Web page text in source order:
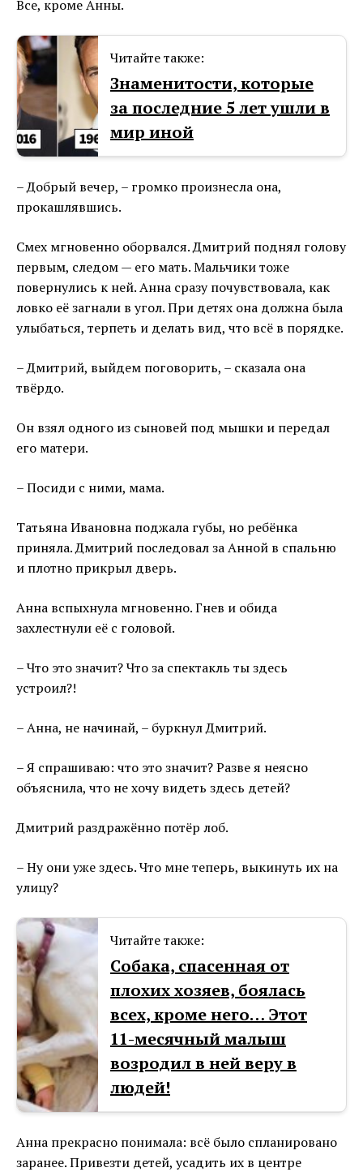
Все, кроме Анны.
Читайте также:
Знаменитости, которые
за последние 5 лет ушли в
мир иной
– Добрый вечер, – громко произнесла она,
прокашлявшись.
Смех мгновенно оборвался. Дмитрий поднял голову
первым, следом — его мать. Мальчики тоже
повернулись к ней. Анна сразу почувствовала, как
ловко её загнали в угол. При детях она должна была
улыбаться, терпеть и делать вид, что всё в порядке.
– Дмитрий, выйдем поговорить, – сказала она
твёрдо.
Он взял одного из сыновей под мышки и передал
его матери.
– Посиди с ними, мама.
Татьяна Ивановна поджала губы, но ребёнка
приняла. Дмитрий последовал за Анной в спальню
и плотно прикрыл дверь.
Анна вспыхнула мгновенно. Гнев и обида
захлестнули её с головой.
– Что это значит? Что за спектакль ты здесь
устроил?!
– Анна, не начинай, – буркнул Дмитрий.
– Я спрашиваю: что это значит? Разве я неясно
объяснила, что не хочу видеть здесь детей?
Дмитрий раздражённо потёр лоб.
– Ну они уже здесь. Что мне теперь, выкинуть их на
улицу?
Читайте также:
Собака, спасенная от
плохих хозяев, боялась
всех, кроме него… Этот
11-месячный малыш
возродил в ней веру в
людей!
Анна прекрасно понимала: всё было спланировано
заранее. Привезти детей, усадить их в центре